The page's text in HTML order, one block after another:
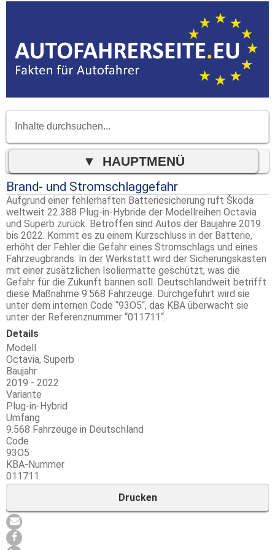
Brand- und Stromschlaggefahr
Aufgrund einer fehlerhaften Batteriesicherung ruft Škoda
weltweit 22.388 Plug-in-Hybride der Modellreihen Octavia
und Superb zurück. Betroffen sind Autos der Baujahre 2019
bis 2022. Kommt es zu einem Kurzschluss in der Batterie,
erhöht der Fehler die Gefahr eines Stromschlags und eines
Fahrzeugbrands. In der Werkstatt wird der Sicherungskasten
mit einer zusätzlichen Isoliermatte geschützt, was die
Gefahr für die Zukunft bannen soll. Deutschlandweit betrifft
diese Maßnahme 9.568 Fahrzeuge. Durchgeführt wird sie
unter dem internen Code “93O5“, das KBA überwacht sie
unter der Referenznummer “011711“.
Details
Modell
Octavia, Superb
Baujahr
2019 - 2022
Variante
Plug-in-Hybrid
Umfang
9.568 Fahrzeuge in Deutschland
Code
93O5
KBA-Nummer
011711
Drucken